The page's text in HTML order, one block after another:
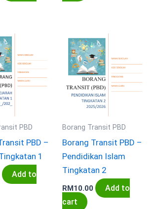
PBD
PBD –
1
Add to
Borang Transit PBD
Borang Transit PBD –
Pendidikan Islam
Tingkatan 2
RM 10.00
Add to
cart